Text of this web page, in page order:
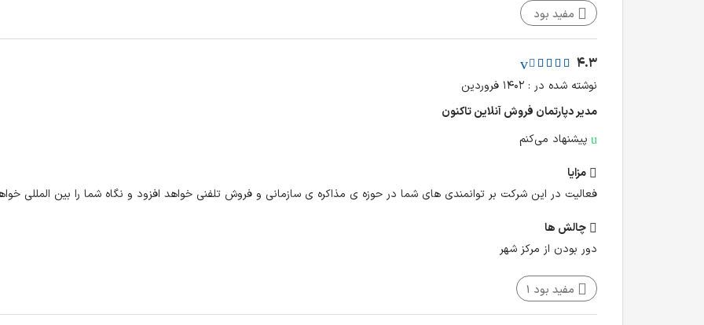
مفید بود
4.3
نوشته شده در : ۱۴۰۲ فروردین
مدیر دپارتمان فروش آنلاین تا‌کنون
پیشنهاد می‌کنم
مزایا
فعالیت در این شرکت بر توانمندی های شما در حوزه ی مذاکره ی سازمانی و فروش تلفنی خواهد افزود و نگاه شما را بین المللی
چالش‌ ها
دور بودن از مرکز شهر
مفید بود 1